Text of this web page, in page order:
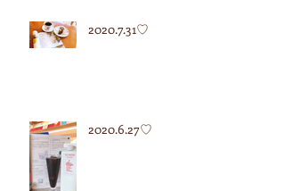
2020.7.31♡
2020.6.27♡